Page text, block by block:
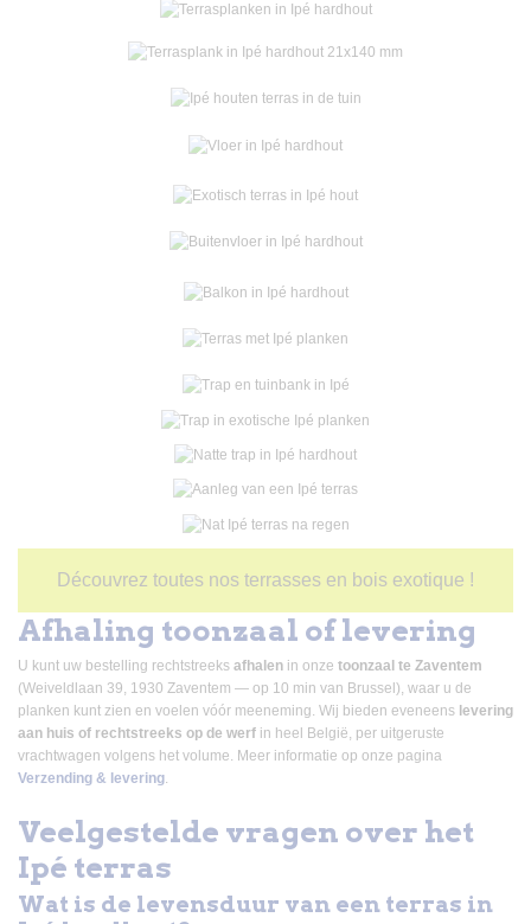
Découvrez toutes nos terrasses en bois exotique !
Afhaling toonzaal of levering
U kunt uw bestelling rechtstreeks afhalen in onze toonzaal te Zaventem
(Weiveldlaan 39, 1930 Zaventem — op 10 min van Brussel), waar u de
planken kunt zien en voelen vóór meeneming. Wij bieden eveneens levering
aan huis of rechtstreeks op de werf in heel België, per uitgeruste
vrachtwagen volgens het volume. Meer informatie op onze pagina
Verzending & levering
Veelgestelde vragen over het
Ipé terras
Wat is de levensduur van een terras in